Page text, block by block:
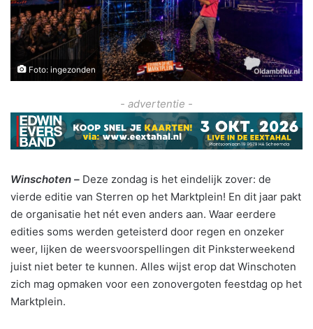
Foto: ingezonden
- advertentie -
Winschoten – Deze zondag is het eindelijk zover: de
vierde editie van Sterren op het Marktplein! En dit jaar pakt
de organisatie het nét even anders aan. Waar eerdere
edities soms werden geteisterd door regen en onzeker
weer, lijken de weersvoorspellingen dit Pinksterweekend
juist niet beter te kunnen. Alles wijst erop dat Winschoten
zich mag opmaken voor een zonovergoten feestdag op het
Marktplein.